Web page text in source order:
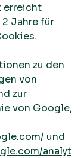
erreicht
2 Jahre für
zu den
von
zur
von Google,
und
analyt